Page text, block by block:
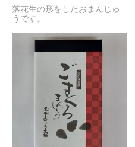
落花生の形をしたおまんじゅ
うです。